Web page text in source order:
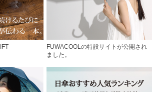
FUWACOOLの特設サイトが公開され
ました。